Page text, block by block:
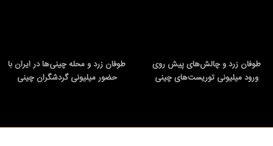
طوفان زرد و چالش‌های پیش روی
ورود میلیونی توریست‌های چینی
طوفان زرد و محله چینی‌ها در ایران با
حضور میلیونی گردشگران چینی